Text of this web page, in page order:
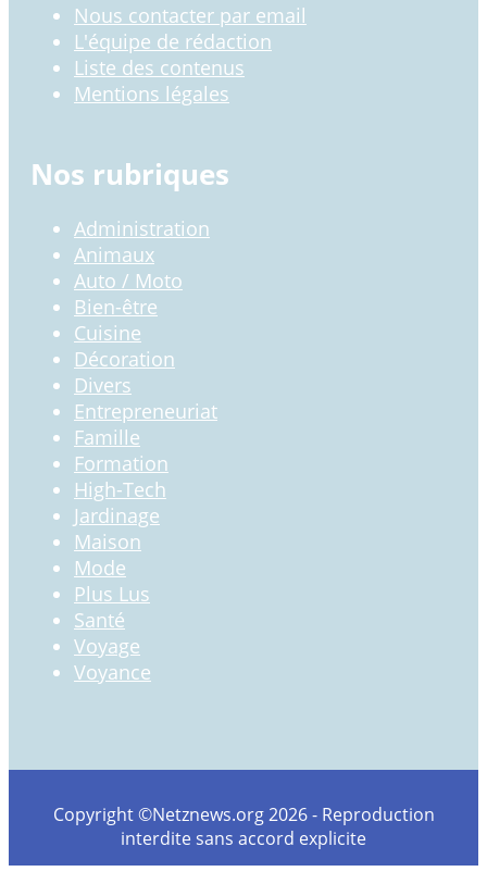
Nous contacter par email
L'équipe de rédaction
Liste des contenus
Mentions légales
Nos rubriques
Administration
Animaux
Auto / Moto
Bien-être
Cuisine
Décoration
Divers
Entrepreneuriat
Famille
Formation
High-Tech
Jardinage
Maison
Mode
Plus Lus
Santé
Voyage
Voyance
Copyright ©Netznews.org 2026 - Reproduction
interdite sans accord explicite